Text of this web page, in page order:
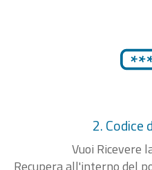
2.
Vuoi Ricevere
Recupera all'interno del